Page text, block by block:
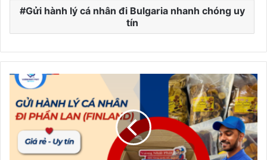
Gửi hành lý cá nhân đi Bulgaria nhanh chóng uy
tín